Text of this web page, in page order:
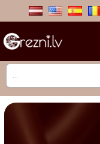
Meklēt